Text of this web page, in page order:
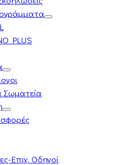
PLUS
Σωματεία
Επιχ. Οδηγοί